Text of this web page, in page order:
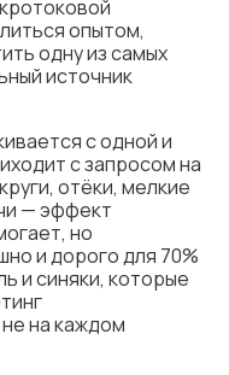
опытом,
одну из самых
источник
с одной и
с запросом на
отёки, мелкие
— эффект
но
и дорого для 70%
и синяки, которые
на каждом